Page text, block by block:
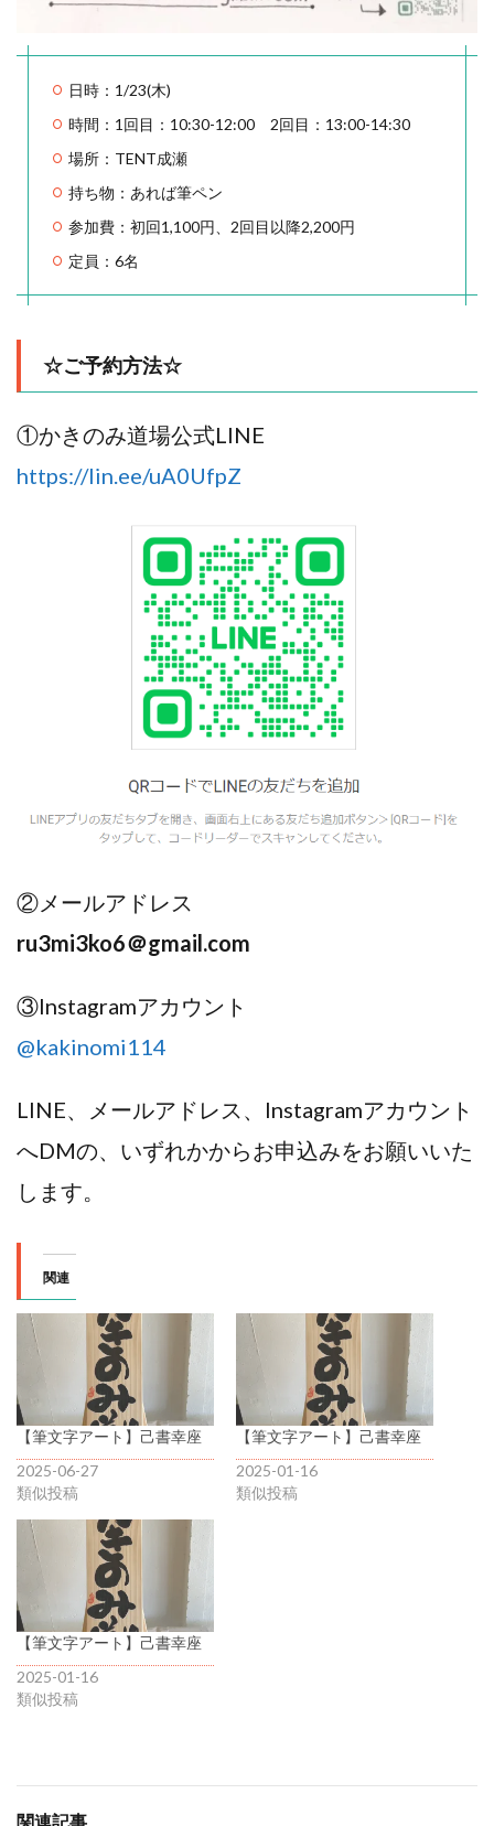
日時：1/23(木)
時間：1回目：10:30-12:00 2回目：13:00-14:30
場所：TENT成瀬
持ち物：あれば筆ペン
参加費：初回1,100円、2回目以降2,200円
定員：6名
☆ご予約方法☆
①かきのみ道場公式LINE
https://lin.ee/uA0UfpZ
②メールアドレス
ru3mi3ko6＠gmail.com
③Instagramアカウント
@kakinomi114
LINE、メールアドレス、Instagramアカウント
へDMの、いずれかからお申込みをお願いいた
します。
関連
【筆文字アート】己書幸座
2025-06-27
類似投稿
【筆文字アート】己書幸座
2025-01-16
類似投稿
【筆文字アート】己書幸座
2025-01-16
類似投稿
関連記事